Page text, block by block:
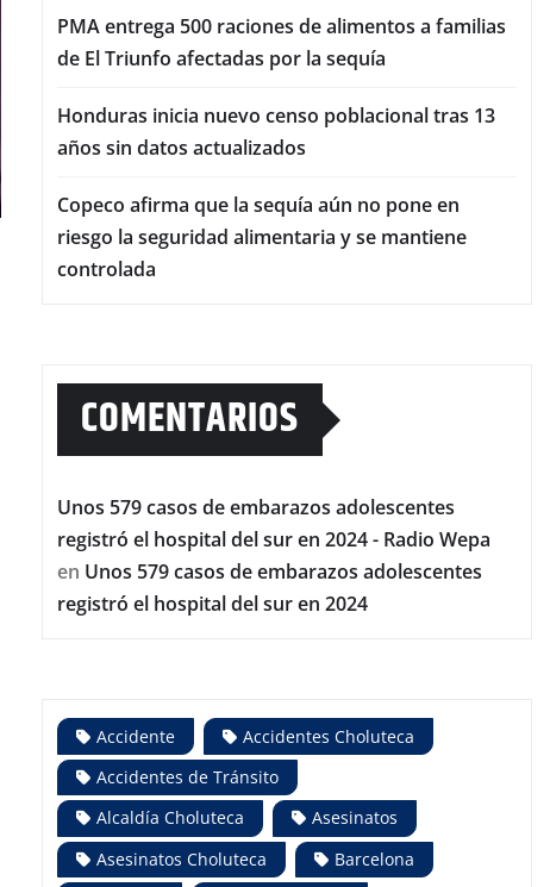
PMA entrega 500 raciones de alimentos a familias
de El Triunfo afectadas por la sequía
Honduras inicia nuevo censo poblacional tras 13
años sin datos actualizados
Copeco afirma que la sequía aún no pone en
riesgo la seguridad alimentaria y se mantiene
controlada
COMENTARIOS
Unos 579 casos de embarazos adolescentes
registró el hospital del sur en 2024 - Radio Wepa
en Unos 579 casos de embarazos adolescentes
registró el hospital del sur en 2024
Accidente
Accidentes Choluteca
Accidentes de Tránsito
Alcaldía Choluteca
Asesinatos
Asesinatos Choluteca
Barcelona